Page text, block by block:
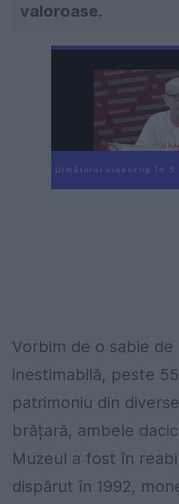
valoroase.
Următorul videoclip în 3
Vorbim de o sabie de
inestimabilă, peste
patrimoniu din
brățară, ambele
Muzeul a fost în
dispărut în 1992,